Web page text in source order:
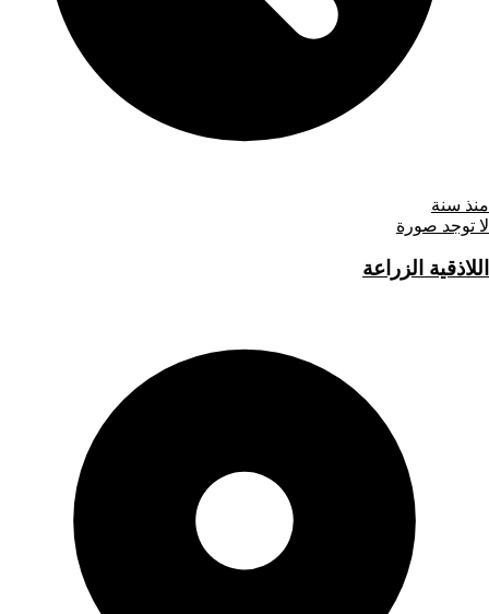
منذ سنة
لا توجد صورة
اللاذقية الزراعة